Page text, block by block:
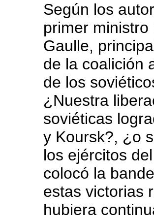
Según los
primer
Gaulle,
de la coalición
de los
¿Nuestra
soviéticas
y Koursk?, ¿o
los ejércitos
colocó la
estas victorias
hubiera